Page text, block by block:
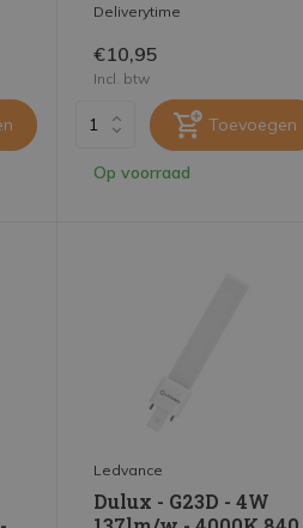
Deliverytime
€10,95
Incl. btw
Toevoegen
Op voorraad
Ledvance
Dulux - G23D - 4W